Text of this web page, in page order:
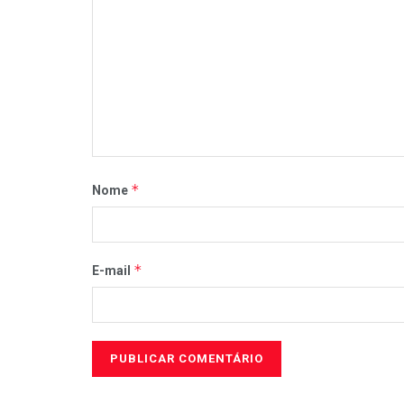
Nome *
E-mail *